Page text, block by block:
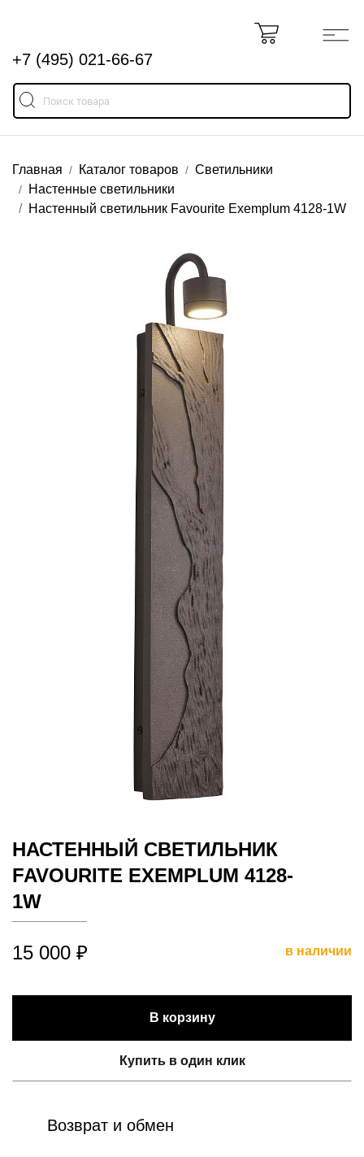
+7 (495) 021-66-67
Главная Каталог товаров
Светильники
Настенные светильники
Настенный светильник Favourite Exemplum 4128-1W
НАСТЕННЫЙ СВЕТИЛЬНИК
FAVOURITE EXEMPLUM 4128-
1W
15 000 ₽ в наличии
В корзину
Купить в один клик
Возврат и обмен